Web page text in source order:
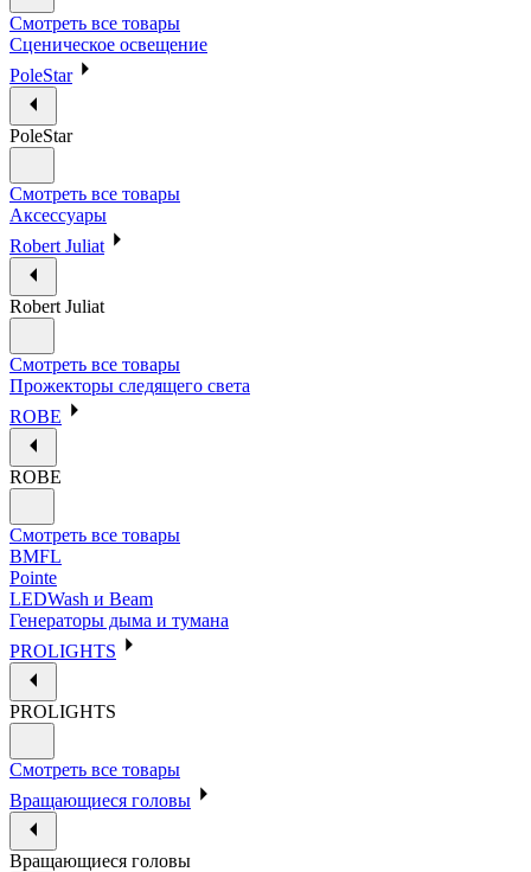
Смотреть все товары
Сценическое освещение
PoleStar
PoleStar
Смотреть все товары
Аксессуары
Robert Juliat
Robert Juliat
Смотреть все товары
Прожекторы следящего света
ROBE
ROBE
Смотреть все товары
BMFL
Pointe
LEDWash и Beam
Генераторы дыма и тумана
PROLIGHTS
PROLIGHTS
Смотреть все товары
Вращающиеся головы
Вращающиеся головы